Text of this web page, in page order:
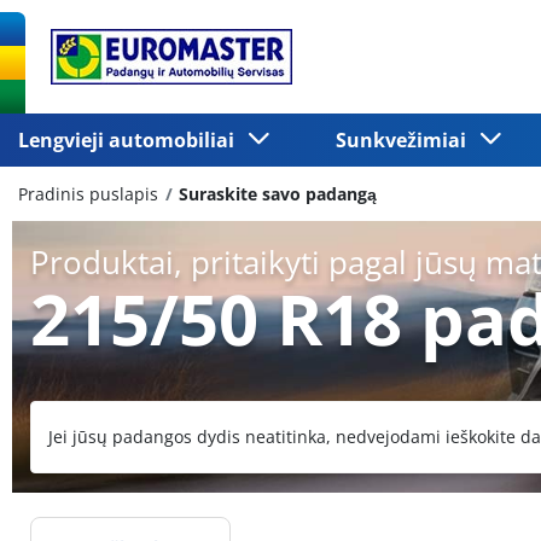
Lengvieji automobiliai Sunkvežimiai
Pradinis puslapis Suraskite savo padangą
Produktai, pritaikyti pagal jūsų
215/50 R18
Jei jūsų padangos dydis neatitinka, nedvejodami ieškokite